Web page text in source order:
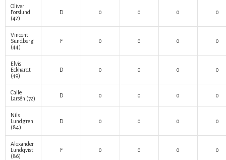
Oliver
Forslund
(42)
D 0 0 0 0
Vincent
Sundberg
(44)
F 0 0 0 0
Elvis
Eckhardt
(49)
D 0 0 0 0
Calle
Larsén (72) D 0 0 0 0
Nils
Lundgren
(84)
D 0 0 0 0
Alexander
Lundqvist
(86)
F 0 0 0 0